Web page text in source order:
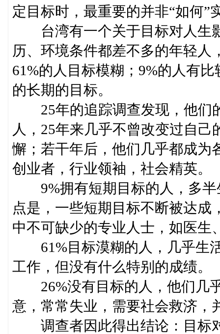
定目标时，最重要的并非“如何”
台湾有一个关于目标对人生
历、环境条件都差不多的年轻人
61%的人目标模糊；9%的人有
的长期的目标。
25年的追踪调查发现，他们
人，25年来几乎不曾改变过自
懈；若干年后，他们几乎都成为
创业者，行业领袖，社会精英。
9%拥有短期目标的人，多半
点是，一些短期目标不断被达
中不可缺少的专业人士，如医生
61%目标漠糊的人，几乎生
工作，但没有什么特别的成绩。
26%没有目标的人，他们几
意，常常失业，需要社会救济，
调查者因此得出结论：目标